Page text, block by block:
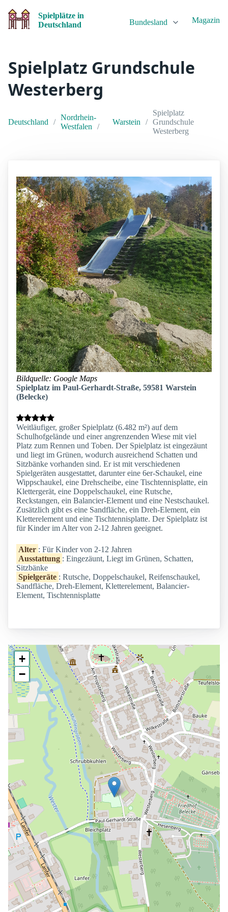
Spielplätze in
Deutschland
Bundesland Magazin
Spielplatz Grundschule
Westerberg
Deutschland
Nordrhein-
Westfalen
Warstein
Spielplatz
Grundschule
Westerberg
Bildquelle: Google Maps
Spielplatz im Paul-Gerhardt-Straße, 59581 Warstein
(Belecke)
Weitläufiger, großer Spielplatz (6.482 m²) auf dem
Schulhofgelände und einer angrenzenden Wiese mit viel
Platz zum Rennen und Toben. Der Spielplatz ist eingezäunt
und liegt im Grünen, wodurch ausreichend Schatten und
Sitzbänke vorhanden sind. Er ist mit verschiedenen
Spielgeräten ausgestattet, darunter eine 6er-Schaukel, eine
Wippschaukel, eine Drehscheibe, eine Tischtennisplatte, ein
Klettergerät, eine Doppelschaukel, eine Rutsche,
Reckstangen, ein Balancier-Element und eine Nestschaukel.
Zusätzlich gibt es eine Sandfläche, ein Dreh-Element, ein
Kletterelement und eine Tischtennisplatte. Der Spielplatz ist
für Kinder im Alter von 2-12 Jahren geeignet.
Alter : Für Kinder von 2-12 Jahren
Ausstattung : Eingezäunt, Liegt im Grünen, Schatten,
Sitzbänke
Spielgeräte : Rutsche, Doppelschaukel, Reifenschaukel,
Sandfläche, Dreh-Element, Kletterelement, Balancier-
Element, Tischtennisplatte
+
−